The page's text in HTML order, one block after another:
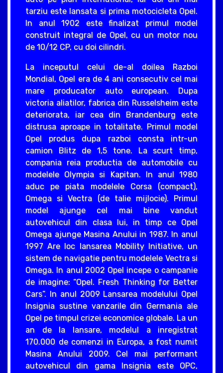
tarziu este lansata si prima motocicleta Opel.
In anul 1902 este finalizat primul model
construit integral de Opel, cu un motor nou
de 10/12 CP, cu doi cilindri.
La inceputul celui de-al doilea Razboi
Mondial, Opel era de 4 ani consecutiv cel mai
mare producator auto european. Dupa
victoria aliatilor, fabrica din Russelsheim este
deteriorata, iar cea din Brandenburg este
distrusa aproape in totalitate. Primul model
Opel produs dupa razboi consta intr-un
camion Blitz de 1,5 tone. La scurt timp,
compania reia productia de automobile cu
modelele Olympia si Kapitan. In anul 1980
aduc pe piata modelele Corsa (compact),
Omega si Vectra (de talie mijlocie). Primul
model ajunge cel mai bine vandut
autovehicul din clasa lui, in timp ce Opel
Omega ajunge Masina Anului in 1987. In anul
1997 Are loc lansarea Mobility Initiative, un
sistem de navigatie pentru modelele Vectra si
Omega. In anul 2002 Opel incepe o campanie
de imagine: “Opel. Fresh Thinking for Better
Cars”. In anul 2009 Lansarea modelului Opel
Insignia sustine vanzarile din Germania ale
Opel pe timpul crizei economice globale. La un
an de la lansare, modelul a inregistrat
170.000 de comenzi in Europa, a fost numit
Masina Anului 2009. Cel mai performant
autovehicul din gama Insignia este OPC,